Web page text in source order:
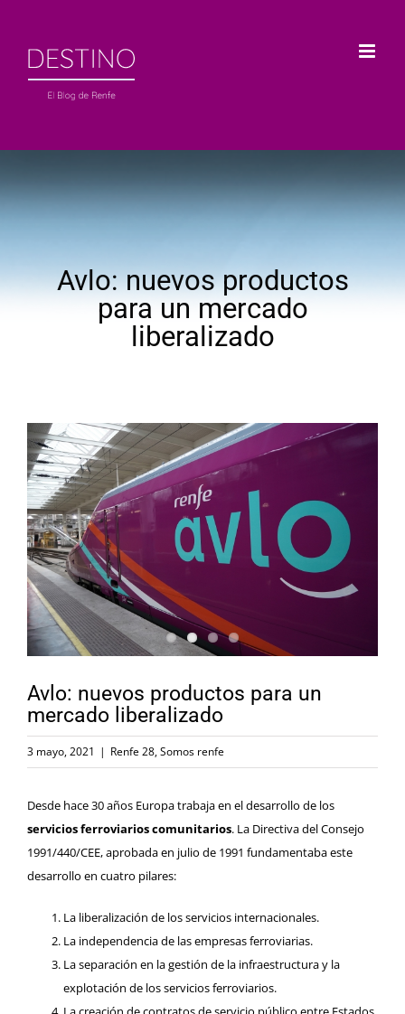
contenido
Avlo: nuevos productos
para un mercado
liberalizado
Avlo: nuevos productos para un
mercado liberalizado
3 mayo, 2021 | Renfe 28,Somos renfe
Desde hace 30 años Europa trabaja en el desarrollo de los
servicios ferroviarios comunitarios. La Directiva del Consejo
1991/440/CEE, aprobada en julio de 1991 fundamentaba este
desarrollo en cuatro pilares:
La liberalización de los servicios internacionales.
La independencia de las empresas ferroviarias.
La separación en la gestión de la infraestructura y la
explotación de los servicios ferroviarios.